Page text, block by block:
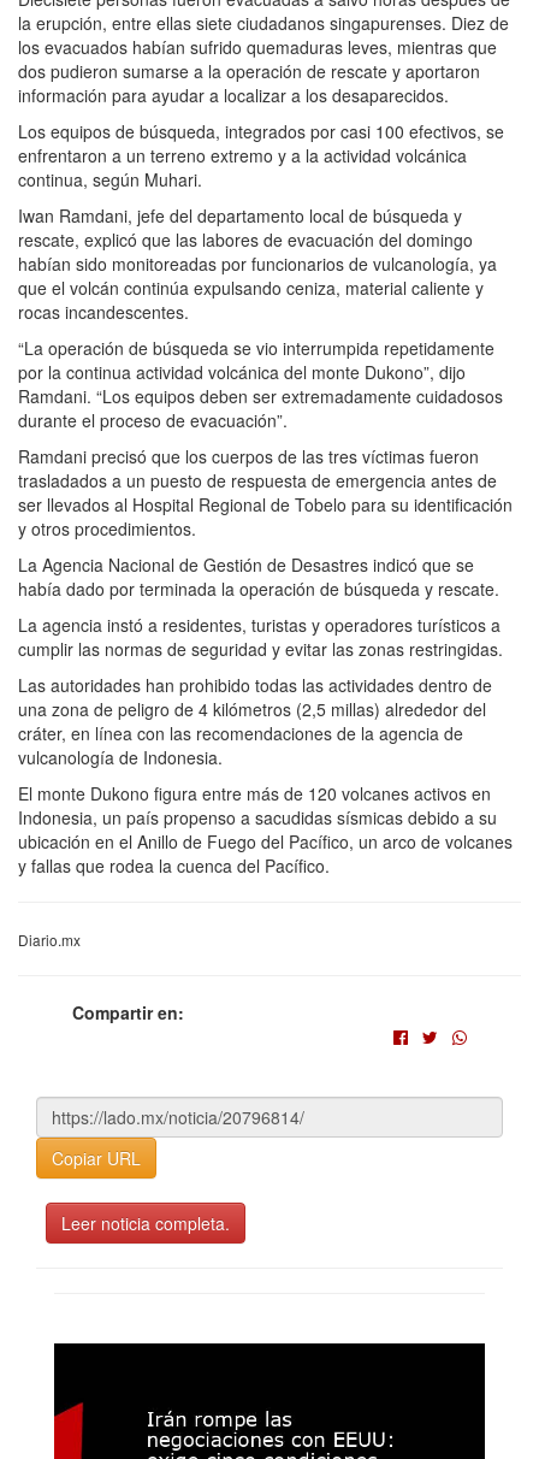
la erupción, entre ellas siete ciudadanos singapurenses. Diez de
los evacuados habían sufrido quemaduras leves, mientras que
dos pudieron sumarse a la operación de rescate y aportaron
información para ayudar a localizar a los desaparecidos.
Los equipos de búsqueda, integrados por casi 100 efectivos, se
enfrentaron a un terreno extremo y a la actividad volcánica
continua, según Muhari.
Iwan Ramdani, jefe del departamento local de búsqueda y
rescate, explicó que las labores de evacuación del domingo
habían sido monitoreadas por funcionarios de vulcanología, ya
que el volcán continúa expulsando ceniza, material caliente y
rocas incandescentes.
“La operación de búsqueda se vio interrumpida repetidamente
por la continua actividad volcánica del monte Dukono”, dijo
Ramdani. “Los equipos deben ser extremadamente cuidadosos
durante el proceso de evacuación”.
Ramdani precisó que los cuerpos de las tres víctimas fueron
trasladados a un puesto de respuesta de emergencia antes de
ser llevados al Hospital Regional de Tobelo para su identificación
y otros procedimientos.
La Agencia Nacional de Gestión de Desastres indicó que se
había dado por terminada la operación de búsqueda y rescate.
La agencia instó a residentes, turistas y operadores turísticos a
cumplir las normas de seguridad y evitar las zonas restringidas.
Las autoridades han prohibido todas las actividades dentro de
una zona de peligro de 4 kilómetros (2,5 millas) alrededor del
cráter, en línea con las recomendaciones de la agencia de
vulcanología de Indonesia.
El monte Dukono figura entre más de 120 volcanes activos en
Indonesia, un país propenso a sacudidas sísmicas debido a su
ubicación en el Anillo de Fuego del Pacífico, un arco de volcanes
y fallas que rodea la cuenca del Pacífico.
Diario.mx
Compartir en:
Copiar URL
Leer noticia completa.